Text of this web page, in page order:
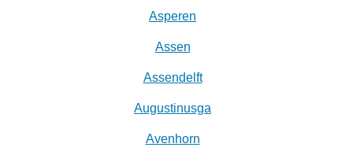
Asperen
Assen
Assendelft
Augustinusga
Avenhorn